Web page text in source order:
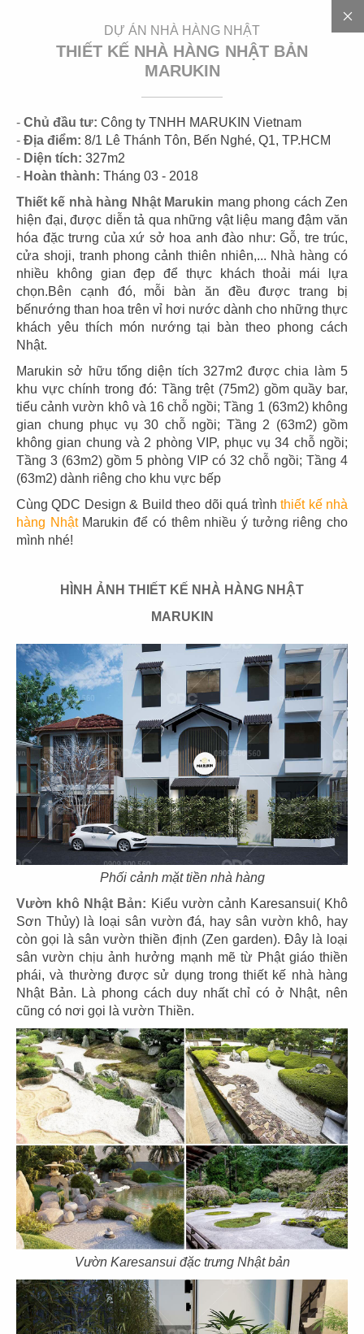
DỰ ÁN NHÀ HÀNG NHẬT
THIẾT KẾ NHÀ HÀNG NHẬT BẢN
MARUKIN
- Chủ đầu tư: Công ty TNHH MARUKIN Vietnam
- Địa điểm: 8/1 Lê Thánh Tôn, Bến Nghé, Q1, TP.HCM
- Diện tích: 327m2
- Hoàn thành: Tháng 03 - 2018
Thiết kế nhà hàng Nhật Marukin mang phong cách Zen
hiện đại, được diễn tả qua những vật liệu mang đậm văn
hóa đặc trưng của xứ sở hoa anh đào như: Gỗ, tre trúc,
cửa shoji, tranh phong cảnh thiên nhiên,... Nhà hàng có
nhiều không gian đẹp để thực khách thoải mái lựa
chọn.Bên cạnh đó, mỗi bàn ăn đều được trang bị
bếnướng than hoa trên vỉ hơi nước dành cho những thực
khách yêu thích món nướng tại bàn theo phong cách
Nhật.
Marukin sở hữu tổng diện tích 327m2 được chia làm 5
khu vực chính trong đó: Tầng trệt (75m2) gồm quầy bar,
tiểu cảnh vườn khô và 16 chỗ ngồi; Tầng 1 (63m2) không
gian chung phục vụ 30 chỗ ngồi; Tầng 2 (63m2) gồm
không gian chung và 2 phòng VIP, phục vụ 34 chỗ ngồi;
Tầng 3 (63m2) gồm 5 phòng VIP có 32 chỗ ngồi; Tầng 4
(63m2) dành riêng cho khu vực bếp
Cùng QDC Design & Build theo dõi quá trìnhthiết kế nhà
hàng NhậtMarukin để có thêm nhiều ý tưởng riêng cho
mình nhé!
HÌNH ẢNH THIẾT KẾ NHÀ HÀNG NHẬT
MARUKIN
Phối cảnh mặt tiền nhà hàng
Vườn khô Nhật Bản: Kiểu vườn cảnh Karesansui( Khô
Sơn Thủy) là loại sân vườn đá, hay sân vườn khô, hay
còn gọi là sân vườn thiền định (Zen garden). Đây là loại
sân vườn chịu ảnh hưởng mạnh mẽ từ Phật giáo thiền
phái, và thường được sử dụng trong thiết kế nhà hàng
Nhật Bản. Là phong cách duy nhất chỉ có ở Nhật, nên
cũng có nơi gọi là vườn Thiền.
Vườn Karesansui đặc trưng Nhật bản
D Ự Á
CÁC DỰ ÁN
NHÀ HÀNG NHẬT
Nhật Bản là một trong những đất nước có văn hóa ẩm
nướng cũng như trình bày, khoa học về mặt dinh dưỡng,
kiến trúc và văn hóa đó của họ cũng đang trở thành xu
hướngthiết kế nhà hàng được ưa chuộng ở Việt Nam.
Thiết kế của các nhà hàng Nhật thường lấy màu sắc
nghệ thuật trong trẻo, mang nét giao hòa với môi trường
tự nhiên, điều này dê dàng nhận thấy qua việc họ sử
dụng những món đồ nội thất để trang trí như: tranh giấy
gió nghệ thuật, đèn lồng trang trí, các vật liệu từ gỗ, tre,..
càng làm cho không gian thêm nhẹ nhàng, đem đến cảm
giác ấm cúng, thiền tĩnh và thú vị khi thưởng thức ẩm
nắm bắt kỹ những chi tiết nhỏ nhất, nhằm mang đến cho
các chủ đầu tư nhiều mẫu thiết kế nhà hàng Nhật mang
MARUKIN
Chủ đầu tư: Công ty TNHH MARUKIN
Diện tích: 327m2
Địa điểm: 8/1 Lê Thánh Tôn, Bến Nghé, Q1,
TP.HCM
THIẾT KẾ NHÀ HÀNG NHẬT BẢN TAKI
Chủ đầu tư: Công ty TNHH NH Taki
Diện tích: 91m2